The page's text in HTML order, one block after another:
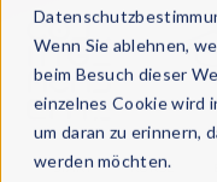
Wenn Sie ablehnen,
beim Besuch dieser
einzelnes Cookie wird
um daran zu erinnern,
werden möchten.
START KURSE